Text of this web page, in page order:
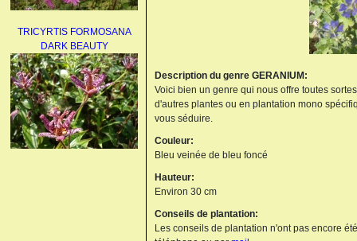
TRICYRTIS FORMOSANA
DARK BEAUTY
Description du genre GERANIUM:
Voici bien un genre qui nous offre toutes
d'autres plantes ou en plantation mono
vous séduire.
Couleur:
Bleu veinée de bleu foncé
Hauteur:
Environ 30 cm
Conseils de plantation:
Les conseils de plantation n'ont pas encore